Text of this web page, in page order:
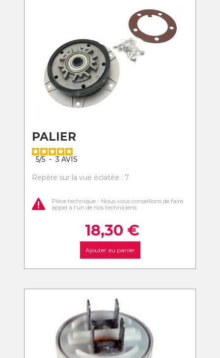
PALIER
5/5 - 3 AVIS
Repère sur la vue éclatée : 7
Pièce technique - Nous vous conseillons de faire
appel à l'un de nos techniciens
18,30 €
Ajouter au panier